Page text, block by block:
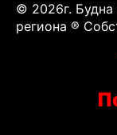
© 2026г.
региона ®